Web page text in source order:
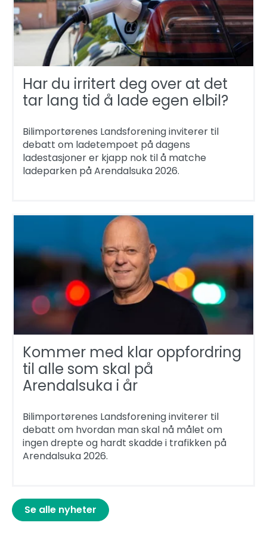
Har du irritert deg over at det
tar lang tid å lade egen elbil?
Bilimportørenes Landsforening inviterer til
debatt om ladetempoet på dagens
ladestasjoner er kjapp nok til å matche
ladeparken på Arendalsuka 2026.
Kommer med klar oppfordring
til alle som skal på
Arendalsuka i år
Bilimportørenes Landsforening inviterer til
debatt om hvordan man skal nå målet om
ingen drepte og hardt skadde i trafikken på
Arendalsuka 2026.
Se alle nyheter